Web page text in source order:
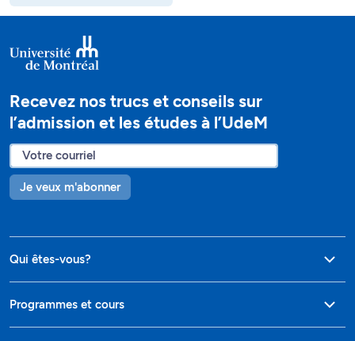
Recevez nos trucs et conseils sur
l’admission et les études à l’UdeM
Je veux m'abonner
Qui êtes-vous?
Programmes et cours